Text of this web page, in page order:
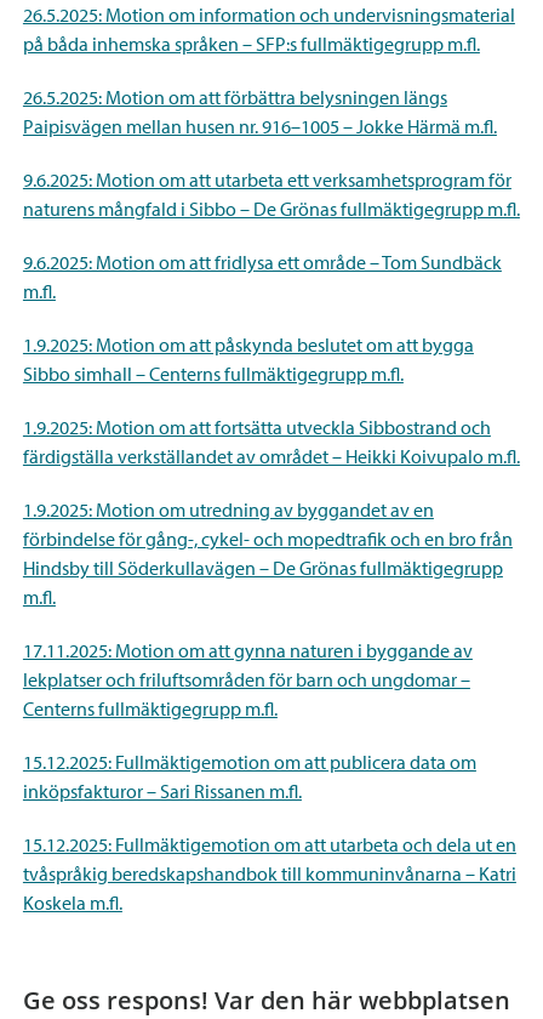
26.5.2025: Motion om information och undervisningsmaterial
på båda inhemska språken – SFP:s fullmäktigegrupp m.fl.
26.5.2025: Motion om att förbättra belysningen längs
Paipisvägen mellan husen nr. 916–1005 – Jokke Härmä m.fl.
9.6.2025: Motion om att utarbeta ett verksamhetsprogram för
naturens mångfald i Sibbo – De Grönas fullmäktigegrupp m.fl.
9.6.2025: Motion om att fridlysa ett område – Tom Sundbäck
m.fl.
1.9.2025: Motion om att påskynda beslutet om att bygga
Sibbo simhall – Centerns fullmäktigegrupp m.fl.
1.9.2025: Motion om att fortsätta utveckla Sibbostrand och
färdigställa verkställandet av området – Heikki Koivupalo m.fl.
1.9.2025: Motion om utredning av byggandet av en
förbindelse för gång-, cykel- och mopedtrafik och en bro från
Hindsby till Söderkullavägen – De Grönas fullmäktigegrupp
m.fl.
17.11.2025: Motion om att gynna naturen i byggande av
lekplatser och friluftsområden för barn och ungdomar –
Centerns fullmäktigegrupp m.fl.
15.12.2025: Fullmäktigemotion om att publicera data om
inköpsfakturor – Sari Rissanen m.fl.
15.12.2025: Fullmäktigemotion om att utarbeta och dela ut en
tvåspråkig beredskapshandbok till kommuninvånarna – Katri
Koskela m.fl.
Ge oss respons! Var den här webbplatsen